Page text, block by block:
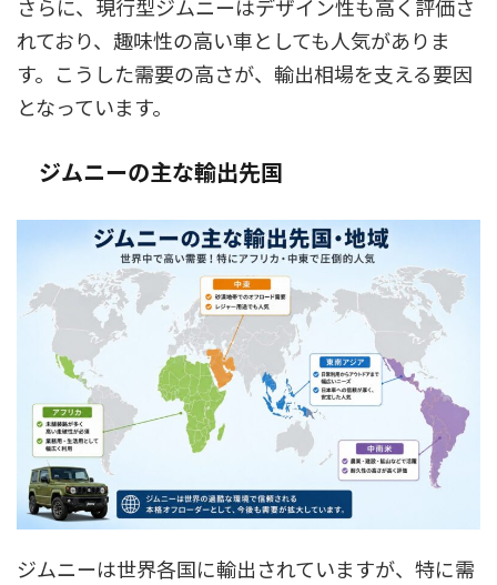
さらに、現行型ジムニーはデザイン性も高く評価さ
れており、趣味性の高い車としても人気がありま
す。こうした需要の高さが、輸出相場を支える要因
となっています。
ジムニーの主な輸出先国
ジムニーは世界各国に輸出されていますが、特に需